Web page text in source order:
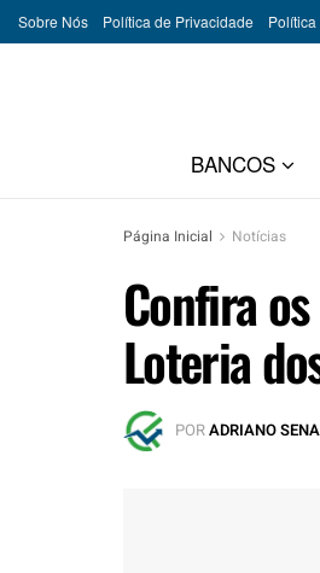
Sobre Nós Política de Privacidade
BANCOS
Página Inicial Notícias
Confira
Loteria
PORADRIANO SENA